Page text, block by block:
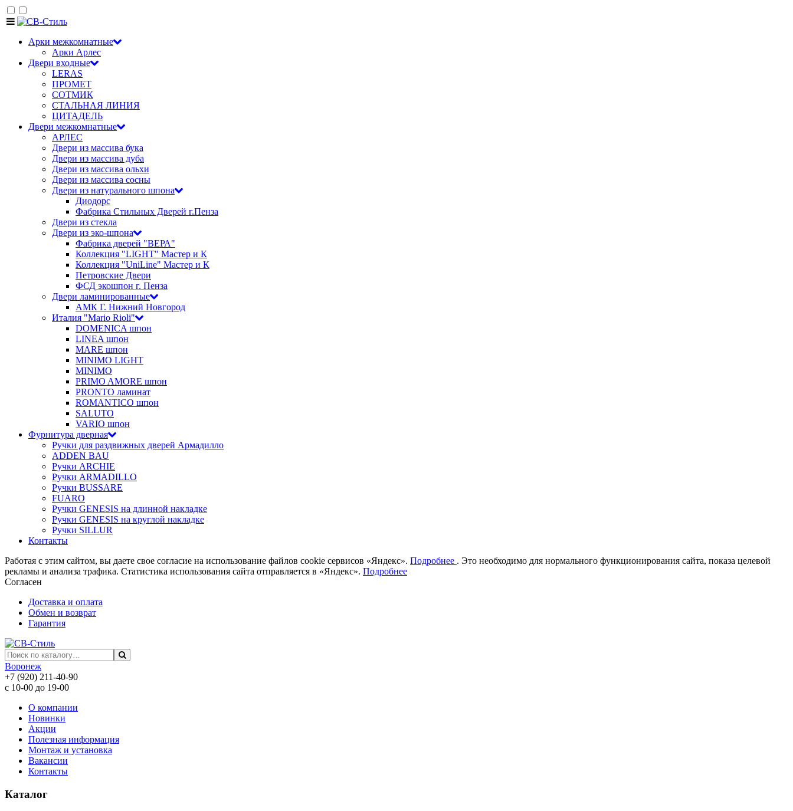
Арки межкомнатные
Арки Арлес
Двери входные
LERAS
ПРОМЕТ
СОТМИК
СТАЛЬНАЯ ЛИНИЯ
ЦИТАДЕЛЬ
Двери межкомнатные
АРЛЕС
Двери из массива бука
Двери из массива дуба
Двери из массива ольхи
Двери из массива сосны
Двери из натурального шпона
Диодорс
Фабрика Стильных Дверей г.Пенза
Двери из стекла
Двери из эко-шпона
Фабрика дверей "ВЕРА"
Коллекция "LIGHT" Мастер и К
Коллекция "UniLine" Мастер и К
Петровские Двери
ФСД экошпон г. Пенза
Двери ламинированные
АМК Г. Нижний Новгород
Италия "Mario Rioli"
DOMENICA шпон
LINEA шпон
MARE шпон
MINIMO LIGHT
MINIMO
PRIMO AMORE шпон
PRONTO ламинат
ROMANTICO шпон
SALUTO
VARIO шпон
Фурнитура дверная
Ручки для раздвижных дверей Армадилло
ADDEN BAU
Ручки ARCHIE
Ручки ARMADILLO
Ручки BUSSARE
FUARO
Ручки GENESIS на длинной накладке
Ручки GENESIS на круглой накладке
Ручки SILLUR
Контакты
Работая с этим сайтом, вы даете свое согласие на использование файлов cookie сервисов «Яндекс». Подробнее . Это необходимо для нормального функционирования сайта, показа целевой
рекламы и анализа трафика. Статистика использования сайта отправляется в «Яндекс». Подробнее
Согласен
Доставка и оплата
Обмен и возврат
Гарантия
Воронеж
+7 (920) 211-40-90
с 10-00 до 19-00
О компании
Новинки
Акции
Полезная информация
Монтаж и установка
Вакансии
Контакты
Каталог